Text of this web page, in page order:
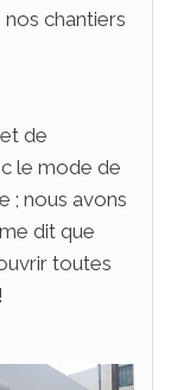
chantiers
de
le mode de
; nous avons
dit que
toutes